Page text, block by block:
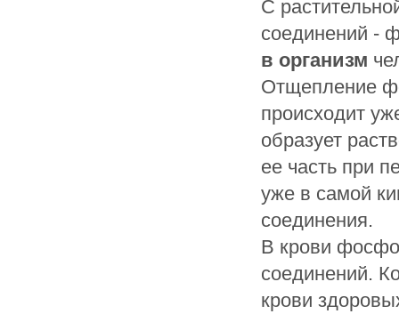
С
соединений -
в организм
Отщепление
происходит
образует
ее часть при
уже в самой
соединения.
В крови
соединений.
крови